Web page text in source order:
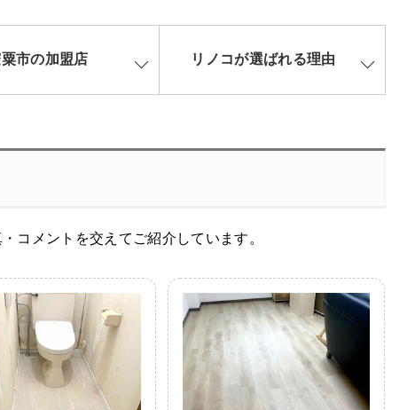
市の加盟店 リノコが選ばれる理由
コメントを交えてご紹介しています。